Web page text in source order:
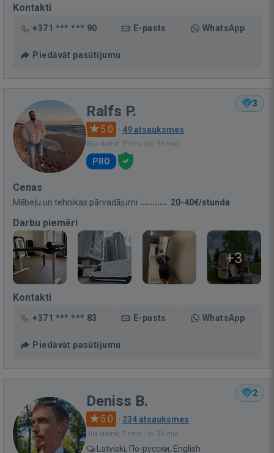
Kontakti
+371 *** *** 90 E-pasts WhatsApp
Piedāvāt pasūtījumu
3
Ralfs P.
5.0 · 49 atsauksmes
Bija vietnē: Pirms 3st. 53 min.
PRO
Cenas
Mēbeļu un tehnikas pārvadājumi 20-40€/stunda
Darbu piemēri
+3
Kontakti
+371 *** *** 83 E-pasts WhatsApp
Piedāvāt pasūtījumu
2
Deniss B.
5.0 · 234 atsauksmes
Bija vietnē: Pirms 1st. 30 min.
Latviski, По-русски, English